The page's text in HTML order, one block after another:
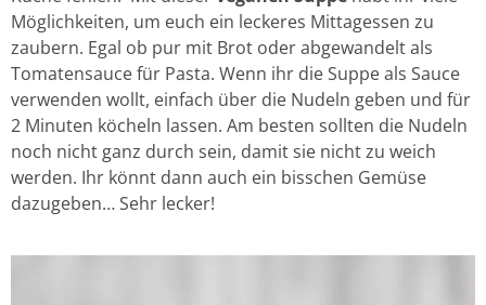
Möglichkeiten, um euch ein leckeres Mittagessen zu
zaubern. Egal ob pur mit Brot oder abgewandelt als
Tomatensauce für Pasta. Wenn ihr die Suppe als Sauce
verwenden wollt, einfach über die Nudeln geben und für
2 Minuten köcheln lassen. Am besten sollten die Nudeln
noch nicht ganz durch sein, damit sie nicht zu weich
werden. Ihr könnt dann auch ein bisschen Gemüse
dazugeben… Sehr lecker!